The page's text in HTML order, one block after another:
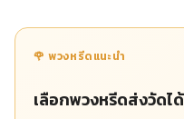
🌹 พวงหรีดแนะนำ
เลือกพวงหรีดส่งวัดไ